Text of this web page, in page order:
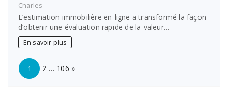
Charles
L’estimation immobilière en ligne a transformé la façon
d’obtenir une évaluation rapide de la valeur…
En savoir plus
Page:
1 2 … 106 »